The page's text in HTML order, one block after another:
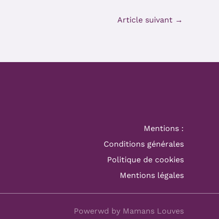
Article suivant →
Mentions :
Conditions générales
Politique de cookies
Mentions légales
Powerwd by Mamans Louves